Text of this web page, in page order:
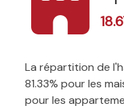
La répartition de
81.33% pour les
pour les